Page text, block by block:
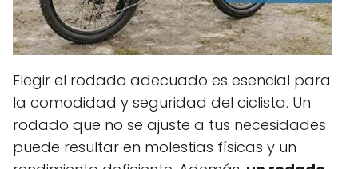
Elegir el rodado adecuado es esencial para
la comodidad y seguridad del ciclista. Un
rodado que no se ajuste a tus necesidades
puede resultar en molestias físicas y un